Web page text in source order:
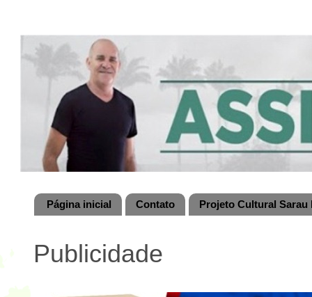
Página inicial Contato Projeto Cultural
Publicidade